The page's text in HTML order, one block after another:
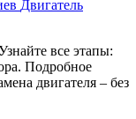
Двигатель
все этапы:
Подробное
двигателя – без